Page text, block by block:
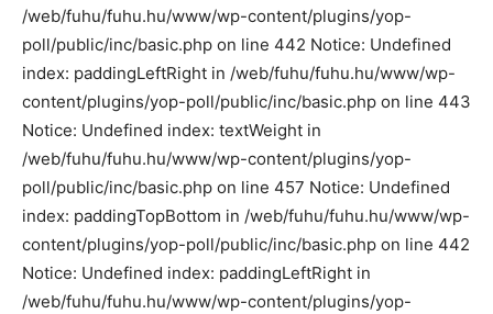
/web/fuhu/fuhu.hu/www/wp-content/plugins/yop-
poll/public/inc/basic.php on line 442 Notice: Undefined
index: paddingLeftRight in /web/fuhu/fuhu.hu/www/wp-
content/plugins/yop-poll/public/inc/basic.php on line 443
Notice: Undefined index: textWeight in
/web/fuhu/fuhu.hu/www/wp-content/plugins/yop-
poll/public/inc/basic.php on line 457 Notice: Undefined
index: paddingTopBottom in /web/fuhu/fuhu.hu/www/wp-
content/plugins/yop-poll/public/inc/basic.php on line 442
Notice: Undefined index: paddingLeftRight in
/web/fuhu/fuhu.hu/www/wp-content/plugins/yop-